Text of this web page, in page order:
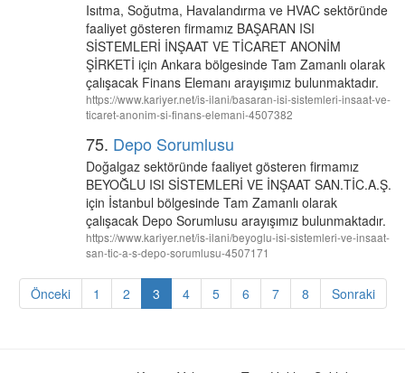
Isıtma, Soğutma, Havalandırma ve HVAC sektöründe
faaliyet gösteren firmamız BAŞARAN ISI
SİSTEMLERİ İNŞAAT VE TİCARET ANONİM
ŞİRKETİ için Ankara bölgesinde Tam Zamanlı olarak
çalışacak Finans Elemanı arayışımız bulunmaktadır.
https://www.kariyer.net/is-ilani/basaran-isi-sistemleri-insaat-ve-
ticaret-anonim-si-finans-elemani-4507382
75. Depo Sorumlusu
Doğalgaz sektöründe faaliyet gösteren firmamız
BEYOĞLU ISI SİSTEMLERİ VE İNŞAAT SAN.TİC.A.Ş.
için İstanbul bölgesinde Tam Zamanlı olarak
çalışacak Depo Sorumlusu arayışımız bulunmaktadır.
https://www.kariyer.net/is-ilani/beyoglu-isi-sistemleri-ve-insaat-
san-tic-a-s-depo-sorumlusu-4507171
Önceki 1 2 3 4 5 6 7 8 Sonraki